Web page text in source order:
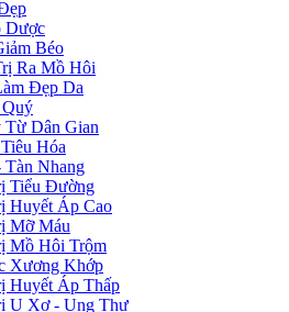
Dược
Béo
Ra Mồ Hôi
Đẹp Da
Từ Dân Gian
Hóa
Nhang
Tiểu Đường
Huyết Áp Cao
Mỡ Máu
Mồ Hôi Trộm
Xương Khớp
Huyết Áp Thấp
U Xơ - Ung Thư